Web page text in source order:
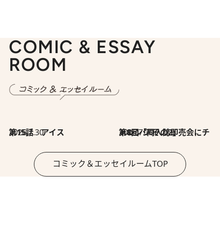
COMIC & ESSAY
ROOM
2026.7.30
第15話 アイス 2026.7.30
第8回「同人誌即売会にチャレンジ その2」
コミック＆エッセイルームTOP